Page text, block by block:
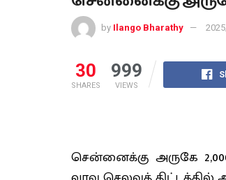
by Ilango Bharathy
30
SHARES
999
VIEWS
சென்னைக்கு அருகே